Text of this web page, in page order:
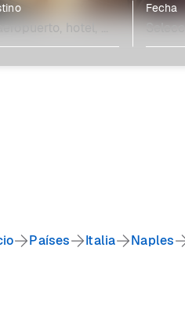
Fecha
Países Italia Naples